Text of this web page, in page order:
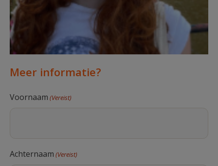
Meer informatie?
Voornaam (Vereist)
Achternaam (Vereist)